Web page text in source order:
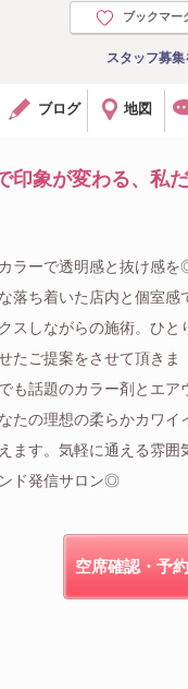
ブックマー
スタッフ募
ブログ 地図
印象が変わる、私
ラーで透明感と抜け感
落ち着いた店内と個室感
スしながらの施術。ひと
たご提案をさせて頂きま
も話題のカラー剤とエア
たの理想の柔らかカワイ
ます。気軽に通える雰囲
ド発信サロン◎
空席確認・予